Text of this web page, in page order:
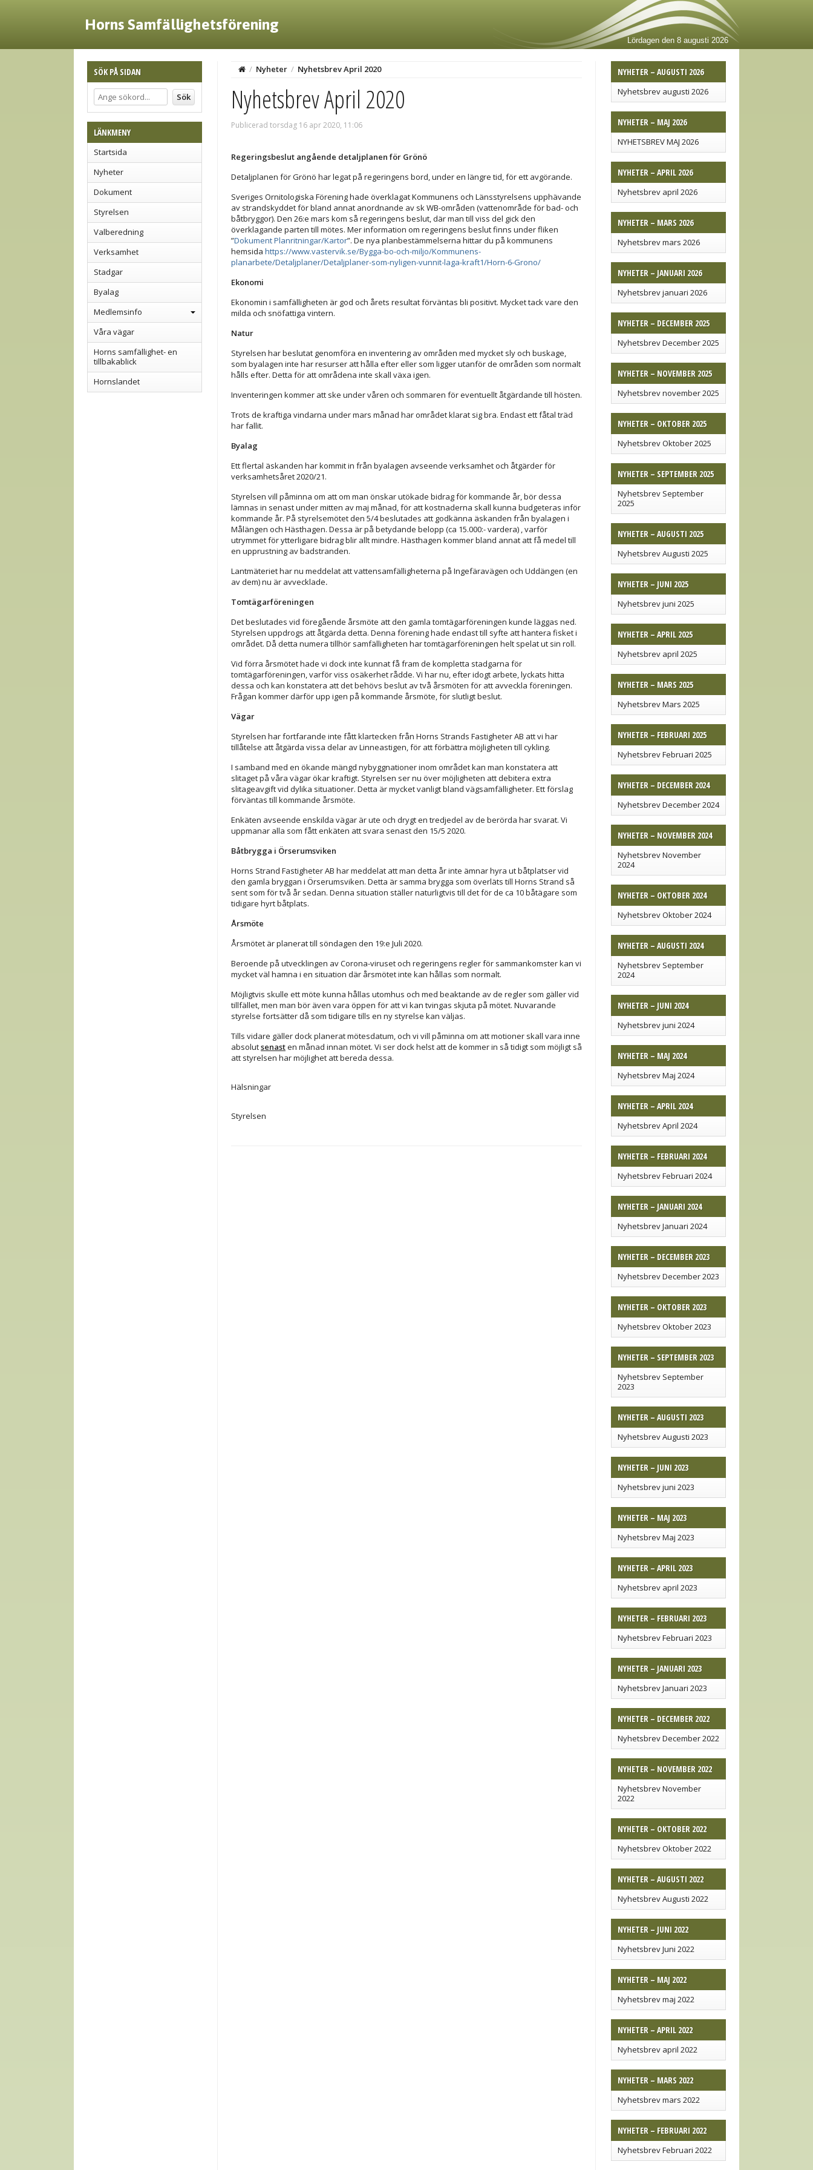
Horns Samfällighetsförening
Lördagen den 8 augusti 2026
SÖK PÅ SIDAN
LÄNKMENY
Startsida
Nyheter
Dokument
Styrelsen
Valberedning
Verksamhet
Stadgar
Byalag
Medlemsinfo
Våra vägar
Horns samfällighet- en
tillbakablick
Hornslandet
NYHETER – AUGUSTI 2026
Nyhetsbrev augusti 2026
NYHETER – MAJ 2026
NYHETSBREV MAJ 2026
NYHETER – APRIL 2026
Nyhetsbrev april 2026
NYHETER – MARS 2026
Nyhetsbrev mars 2026
NYHETER – JANUARI 2026
Nyhetsbrev januari 2026
NYHETER – DECEMBER 2025
Nyhetsbrev December 2025
NYHETER – NOVEMBER 2025
Nyhetsbrev november 2025
NYHETER – OKTOBER 2025
Nyhetsbrev Oktober 2025
NYHETER – SEPTEMBER 2025
Nyhetsbrev September
2025
NYHETER – AUGUSTI 2025
Nyhetsbrev Augusti 2025
NYHETER – JUNI 2025
Nyhetsbrev juni 2025
NYHETER – APRIL 2025
Nyhetsbrev april 2025
NYHETER – MARS 2025
Nyhetsbrev Mars 2025
NYHETER – FEBRUARI 2025
Nyhetsbrev Februari 2025
NYHETER – DECEMBER 2024
Nyhetsbrev December 2024
NYHETER – NOVEMBER 2024
Nyhetsbrev November
2024
NYHETER – OKTOBER 2024
Nyhetsbrev Oktober 2024
NYHETER – AUGUSTI 2024
Nyhetsbrev September
2024
NYHETER – JUNI 2024
Nyhetsbrev juni 2024
NYHETER – MAJ 2024
Nyhetsbrev Maj 2024
NYHETER – APRIL 2024
Nyhetsbrev April 2024
NYHETER – FEBRUARI 2024
Nyhetsbrev Februari 2024
NYHETER – JANUARI 2024
Nyhetsbrev Januari 2024
NYHETER – DECEMBER 2023
Nyhetsbrev December 2023
NYHETER – OKTOBER 2023
Nyhetsbrev Oktober 2023
NYHETER – SEPTEMBER 2023
Nyhetsbrev September
2023
NYHETER – AUGUSTI 2023
Nyhetsbrev Augusti 2023
NYHETER – JUNI 2023
Nyhetsbrev juni 2023
NYHETER – MAJ 2023
Nyhetsbrev Maj 2023
NYHETER – APRIL 2023
Nyhetsbrev april 2023
NYHETER – FEBRUARI 2023
Nyhetsbrev Februari 2023
NYHETER – JANUARI 2023
Nyhetsbrev Januari 2023
NYHETER – DECEMBER 2022
Nyhetsbrev December 2022
NYHETER – NOVEMBER 2022
Nyhetsbrev November
2022
NYHETER – OKTOBER 2022
Nyhetsbrev Oktober 2022
NYHETER – AUGUSTI 2022
Nyhetsbrev Augusti 2022
NYHETER – JUNI 2022
Nyhetsbrev Juni 2022
NYHETER – MAJ 2022
Nyhetsbrev maj 2022
NYHETER – APRIL 2022
Nyhetsbrev april 2022
NYHETER – MARS 2022
Nyhetsbrev mars 2022
NYHETER – FEBRUARI 2022
Nyhetsbrev Februari 2022
/ Nyheter / Nyhetsbrev April 2020
Nyhetsbrev April 2020
Publicerad torsdag 16 apr 2020, 11:06
Regeringsbeslut angående detaljplanen för Grönö
Detaljplanen för Grönö har legat på regeringens bord, under en längre tid, för ett avgörande.
Sveriges Ornitologiska Förening hade överklagat Kommunens och Länsstyrelsens upphävande
av strandskyddet för bland annat anordnande av sk WB-områden (vattenområde för bad- och
båtbryggor). Den 26:e mars kom så regeringens beslut, där man till viss del gick den
överklagande parten till mötes. Mer information om regeringens beslut finns under fliken
”Dokument Planritningar/Kartor”. De nya planbestämmelserna hittar du på kommunens
hemsida https://www.vastervik.se/Bygga-bo-och-miljo/Kommunens-
planarbete/Detaljplaner/Detaljplaner-som-nyligen-vunnit-laga-kraft1/Horn-6-Grono/
Ekonomi
Ekonomin i samfälligheten är god och årets resultat förväntas bli positivt. Mycket tack vare den
milda och snöfattiga vintern.
Natur
Styrelsen har beslutat genomföra en inventering av områden med mycket sly och buskage,
som byalagen inte har resurser att hålla efter eller som ligger utanför de områden som normalt
hålls efter. Detta för att områdena inte skall växa igen.
Inventeringen kommer att ske under våren och sommaren för eventuellt åtgärdande till hösten.
Trots de kraftiga vindarna under mars månad har området klarat sig bra. Endast ett fåtal träd
har fallit.
Byalag
Ett flertal äskanden har kommit in från byalagen avseende verksamhet och åtgärder för
verksamhetsåret 2020/21.
Styrelsen vill påminna om att om man önskar utökade bidrag för kommande år, bör dessa
lämnas in senast under mitten av maj månad, för att kostnaderna skall kunna budgeteras inför
kommande år. På styrelsemötet den 5/4 beslutades att godkänna äskanden från byalagen i
Målängen och Hästhagen. Dessa är på betydande belopp (ca 15.000:- vardera) , varför
utrymmet för ytterligare bidrag blir allt mindre. Hästhagen kommer bland annat att få medel till
en upprustning av badstranden.
Lantmäteriet har nu meddelat att vattensamfälligheterna på Ingefäravägen och Uddängen (en
av dem) nu är avvecklade.
Tomtägarföreningen
Det beslutades vid föregående årsmöte att den gamla tomtägarföreningen kunde läggas ned.
Styrelsen uppdrogs att åtgärda detta. Denna förening hade endast till syfte att hantera fisket i
området. Då detta numera tillhör samfälligheten har tomtägarföreningen helt spelat ut sin roll.
Vid förra årsmötet hade vi dock inte kunnat få fram de kompletta stadgarna för
tomtägarföreningen, varför viss osäkerhet rådde. Vi har nu, efter idogt arbete, lyckats hitta
dessa och kan konstatera att det behövs beslut av två årsmöten för att avveckla föreningen.
Frågan kommer därför upp igen på kommande årsmöte, för slutligt beslut.
Vägar
Styrelsen har fortfarande inte fått klartecken från Horns Strands Fastigheter AB att vi har
tillåtelse att åtgärda vissa delar av Linneastigen, för att förbättra möjligheten till cykling.
I samband med en ökande mängd nybyggnationer inom området kan man konstatera att
slitaget på våra vägar ökar kraftigt. Styrelsen ser nu över möjligheten att debitera extra
slitageavgift vid dylika situationer. Detta är mycket vanligt bland vägsamfälligheter. Ett förslag
förväntas till kommande årsmöte.
Enkäten avseende enskilda vägar är ute och drygt en tredjedel av de berörda har svarat. Vi
uppmanar alla som fått enkäten att svara senast den 15/5 2020.
Båtbrygga i Örserumsviken
Horns Strand Fastigheter AB har meddelat att man detta år inte ämnar hyra ut båtplatser vid
den gamla bryggan i Örserumsviken. Detta är samma brygga som överläts till Horns Strand så
sent som för två år sedan. Denna situation ställer naturligtvis till det för de ca 10 båtägare som
tidigare hyrt båtplats.
Årsmöte
Årsmötet är planerat till söndagen den 19:e Juli 2020.
Beroende på utvecklingen av Corona-viruset och regeringens regler för sammankomster kan vi
mycket väl hamna i en situation där årsmötet inte kan hållas som normalt.
Möjligtvis skulle ett möte kunna hållas utomhus och med beaktande av de regler som gäller vid
tillfället, men man bör även vara öppen för att vi kan tvingas skjuta på mötet. Nuvarande
styrelse fortsätter då som tidigare tills en ny styrelse kan väljas.
Tills vidare gäller dock planerat mötesdatum, och vi vill påminna om att motioner skall vara inne
absolutsenasten månad innan mötet. Vi ser dock helst att de kommer in så tidigt som möjligt så
att styrelsen har möjlighet att bereda dessa.
Hälsningar
Styrelsen